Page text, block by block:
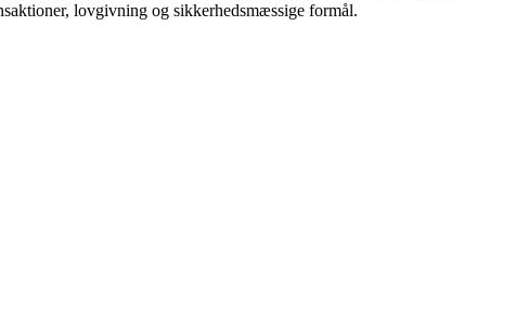
lovgivning og sikkerhedsmæssige formål.